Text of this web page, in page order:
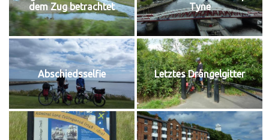
dem Zug betrachtet
Tyne
Abschiedsselfie Letztes Drängelgitter